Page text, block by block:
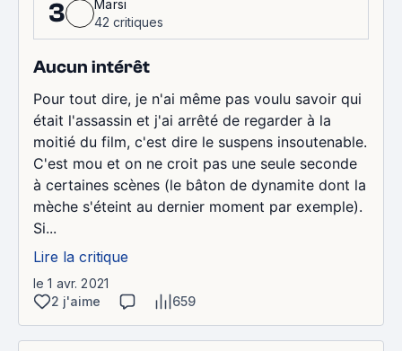
3
Marsi
42 critiques
Aucun intérêt
Pour tout dire, je n'ai même pas voulu savoir qui
était l'assassin et j'ai arrêté de regarder à la
moitié du film, c'est dire le suspens insoutenable.
C'est mou et on ne croit pas une seule seconde
à certaines scènes (le bâton de dynamite dont la
mèche s'éteint au dernier moment par exemple).
Si...
Lire la critique
le 1 avr. 2021
2 j'aime
659